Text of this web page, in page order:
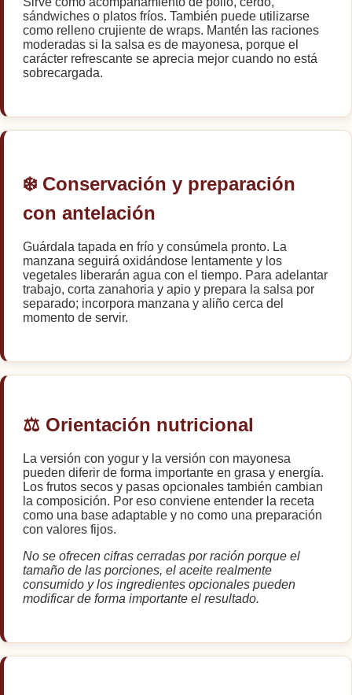
sándwiches o platos fríos. También puede utilizarse
como relleno crujiente de wraps. Mantén las raciones
moderadas si la salsa es de mayonesa, porque el
carácter refrescante se aprecia mejor cuando no está
sobrecargada.
❄️ Conservación y preparación
con antelación
Guárdala tapada en frío y consúmela pronto. La
manzana seguirá oxidándose lentamente y los
vegetales liberarán agua con el tiempo. Para adelantar
trabajo, corta zanahoria y apio y prepara la salsa por
separado; incorpora manzana y aliño cerca del
momento de servir.
⚖️ Orientación nutricional
La versión con yogur y la versión con mayonesa
pueden diferir de forma importante en grasa y energía.
Los frutos secos y pasas opcionales también cambian
la composición. Por eso conviene entender la receta
como una base adaptable y no como una preparación
con valores fijos.
No se ofrecen cifras cerradas por ración porque el
tamaño de las porciones, el aceite realmente
consumido y los ingredientes opcionales pueden
modificar de forma importante el resultado.